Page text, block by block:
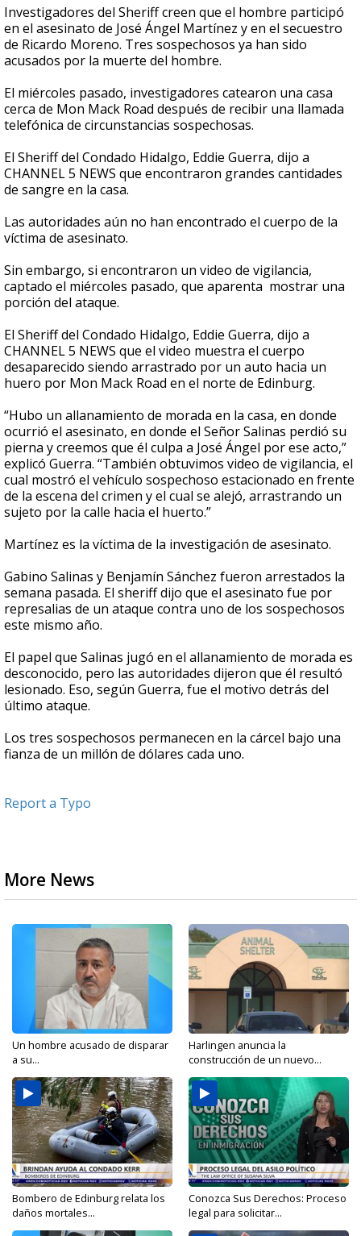
Investigadores del Sheriff creen que el hombre participó
en el asesinato de José Ángel Martínez y en el secuestro
de Ricardo Moreno. Tres sospechosos ya han sido
acusados por la muerte del hombre.
El miércoles pasado, investigadores catearon una casa
cerca de Mon Mack Road después de recibir una llamada
telefónica de circunstancias sospechosas.
El Sheriff del Condado Hidalgo, Eddie Guerra, dijo a
CHANNEL 5 NEWS que encontraron grandes cantidades
de sangre en la casa.
Las autoridades aún no han encontrado el cuerpo de la
víctima de asesinato.
Sin embargo, si encontraron un video de vigilancia,
captado el miércoles pasado, que aparenta mostrar una
porción del ataque.
El Sheriff del Condado Hidalgo, Eddie Guerra, dijo a
CHANNEL 5 NEWS que el video muestra el cuerpo
desaparecido siendo arrastrado por un auto hacia un
huero por Mon Mack Road en el norte de Edinburg.
“Hubo un allanamiento de morada en la casa, en donde
ocurrió el asesinato, en donde el Señor Salinas perdió su
pierna y creemos que él culpa a José Ángel por ese acto,”
explicó Guerra. “También obtuvimos video de vigilancia, el
cual mostró el vehículo sospechoso estacionado en frente
de la escena del crimen y el cual se alejó, arrastrando un
sujeto por la calle hacia el huerto.”
Martínez es la víctima de la investigación de asesinato.
Gabino Salinas y Benjamín Sánchez fueron arrestados la
semana pasada. El sheriff dijo que el asesinato fue por
represalias de un ataque contra uno de los sospechosos
este mismo año.
El papel que Salinas jugó en el allanamiento de morada es
desconocido, pero las autoridades dijeron que él resultó
lesionado. Eso, según Guerra, fue el motivo detrás del
último ataque.
Los tres sospechosos permanecen en la cárcel bajo una
fianza de un millón de dólares cada uno.
Report a Typo
More News
Un hombre acusado de disparar
a su...
Harlingen anuncia la
construcción de un nuevo...
Bombero de Edinburg relata los
daños mortales...
Conozca Sus Derechos: Proceso
legal para solicitar...